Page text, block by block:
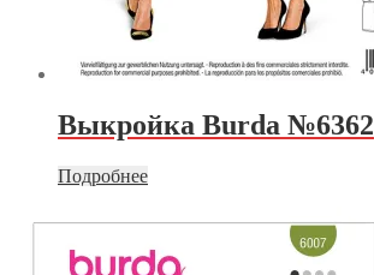
Выкройка Burda №6362
Подробнее